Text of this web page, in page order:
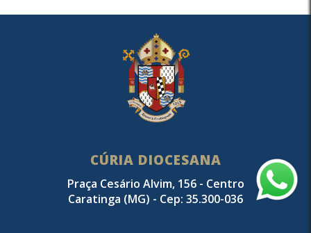
CÚRIA DIOCESANA
Praça Cesário Alvim, 156 - Centro
Caratinga (MG) - Cep: 35.300-036